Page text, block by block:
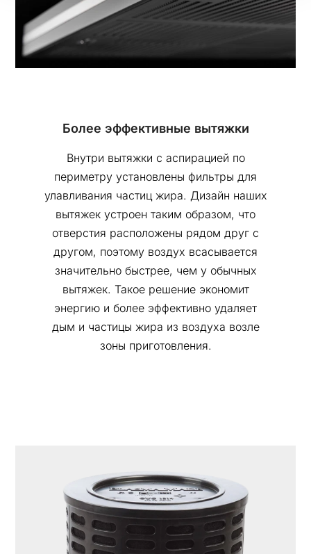
Более эффективные вытяжки
Внутри вытяжки с аспирацией по
периметру установлены фильтры для
улавливания частиц жира. Дизайн наших
вытяжек устроен таким образом, что
отверстия расположены рядом друг с
другом, поэтому воздух всасывается
значительно быстрее, чем у обычных
вытяжек. Такое решение экономит
энергию и более эффективно удаляет
дым и частицы жира из воздуха возле
зоны приготовления.